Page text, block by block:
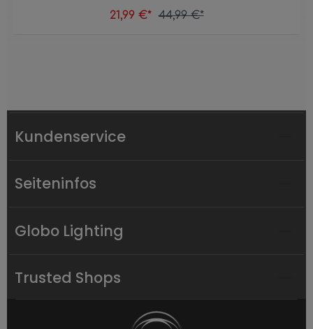
21,99 €* 44,99 €*
Kundenservice
Seiteninfos
Globo Lighting
Trusted Shops